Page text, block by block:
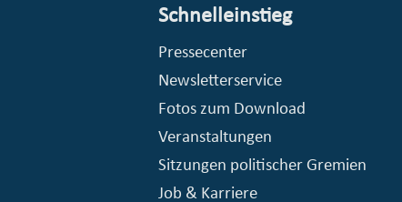
Schnelleinstieg
Pressecenter
Newsletterservice
Fotos zum Download
Veranstaltungen
Sitzungen politischer Gremien
Job & Karriere
© Stadt Essen, Presse- und Kommunikationsamt